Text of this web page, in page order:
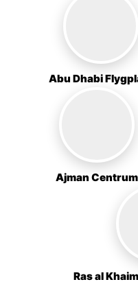
Abu Dhabi
Ajman Centrum
Ras al